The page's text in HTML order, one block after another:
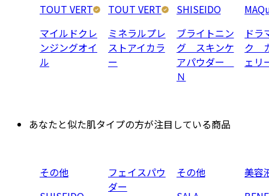
TOUT VERT
マイルドクレ
ンジングオイ
ル
TOUT VERT
ミネラルプレ
ストアイカラ
ー
SHISEIDO
ブライトニン
グ スキンケ
アパウダー
Ｎ
ドラ
ク
ェ
あなたと似た肌タイプの方が注目している商品
その他
フェイスパウ
ダー
その他
美容